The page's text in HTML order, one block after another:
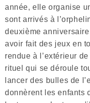
année, elle organise
sont arrivés à
deuxième
avoir fait des jeux en
rendue à l’extérieur
rituel qui se déroule
lancer des bulles de
donnèrent les enfants